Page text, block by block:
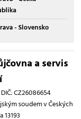
- Slovensko
a servis
CZ26086654
soudem v Českých
13193